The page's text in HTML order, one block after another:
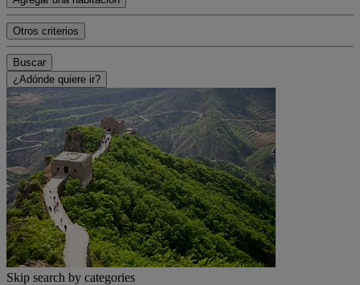
Otros criterios
Buscar
¿Adónde quiere ir?
Skip search by categories